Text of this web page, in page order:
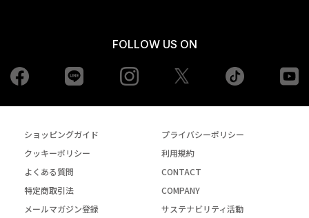
FOLLOW US ON
Facebook Instagram tiktok
ショッピングガイド
プライバシーポリシー
クッキーポリシー
利用規約
よくある質問
CONTACT
特定商取引法
COMPANY
メールマガジン登録
サステナビリティ活動